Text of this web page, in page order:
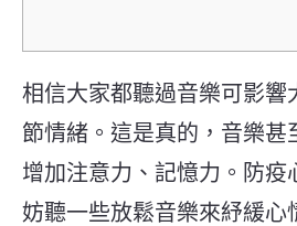
相信大家都聽過音樂可影響
節情緒。這是真的，音樂甚
增加注意力、記憶力。防疫
妨聽一些放鬆音樂來紓緩心